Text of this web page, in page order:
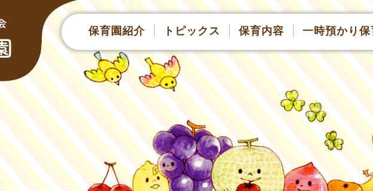
保育園紹介 トピックス 保育内容 一時預かり